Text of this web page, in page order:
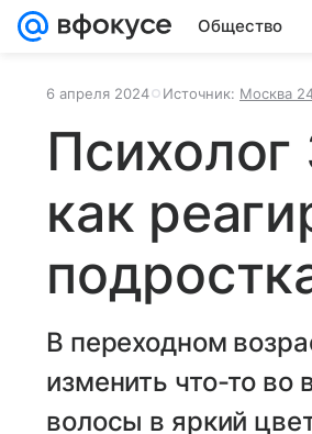
Общество
6 апреля 2024 Источник: Москва
Психолог
как
В переходном
изменить что-то во
волосы в яркий